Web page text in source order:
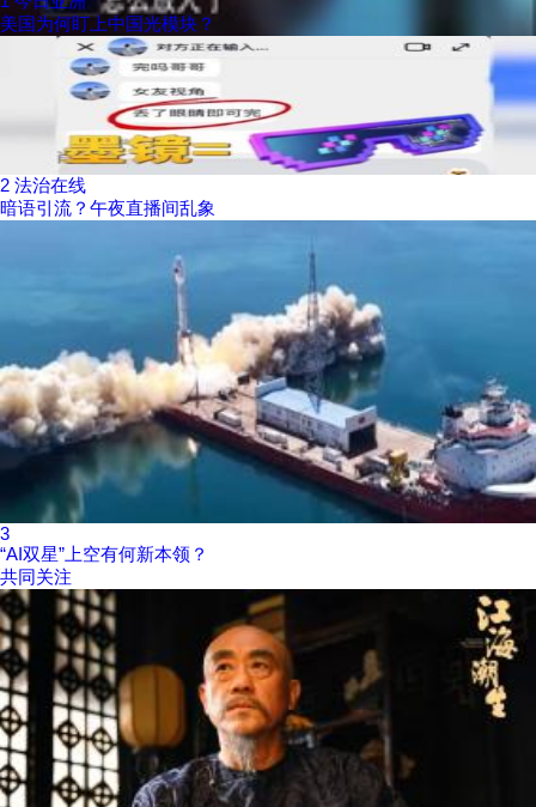
美国为何盯上中国光模块？
2 法治在线
暗语引流？午夜直播间乱象
3
“AI双星”上空有何新本领？
共同关注